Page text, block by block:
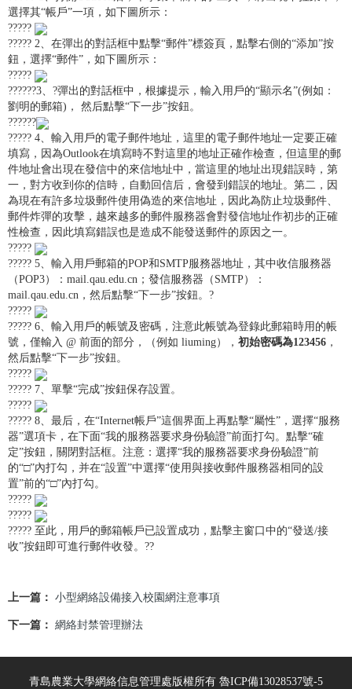
選擇其“帳戶”一項，如下圖所示：
?????
????? 2、在彈出的對話框中點擊“郵件”標簽頁，點擊右側的“添加”按
鈕，選擇“郵件”，如下圖所示：
?????
??????3、?彈出的對話框中，根據提示，輸入用戶的“顯示名”(例如：
劉明的郵箱)， 然后點擊“下一步”按鈕。
??????
????? 4、輸入用戶的電子郵件地址，這里的電子郵件地址一定要正確
填寫，因為Outlook在填寫時不對這里的地址正確作檢查，但這里的郵
件地址會出現在發信中的來信地址中，當這里的地址出現錯誤時，第
一，對方收到你的信時，自動回信后，會發到錯誤的地址。第二，因
為現在有許多垃圾郵件使用偽造的來信地址，因此為防止垃圾郵件、
郵件炸彈的攻擊，越來越多的郵件服務器會對發信地址作初步的正確
性檢查，因此填寫錯誤也是造成不能發送郵件的原因之一。
?????
????? 5、輸入用戶郵箱的POP和SMTP服務器地址，其中收信服務器
（POP3）：mail.qau.edu.cn；發信服務器（SMTP）：
mail.qau.edu.cn，然后點擊“下一步”按鈕。?
?????
????? 6、輸入用戶的帳號及密碼，注意此帳號為登錄此郵箱時用的帳
號，僅輸入 @ 前面的部分，（例如 liuming）， 初始密碼為123456 ，
然后點擊“下一步”按鈕。
?????
????? 7、單擊“完成”按鈕保存設置。
?????
????? 8、最后，在“Internet帳戶”這個界面上再點擊“屬性”，選擇“服務
器”選項卡，在下面“我的服務器要求身份驗證”前面打勾。點擊“確
定”按鈕，關閉對話框。注意：選擇“我的服務器要求身份驗證”前
的“□”內打勾，并在“設置”中選擇“使用與接收郵件服務器相同的設
置”前的“□”內打勾。
?????
?????
????? 至此，用戶的郵箱帳戶已設置成功，點擊主窗口中的“發送/接
收”按鈕即可進行郵件收發。??
上一篇： 小型網絡設備接入校園網注意事項
下一篇： 網絡封禁管理辦法
青島農業大學網絡信息管理處版權所有 魯ICP備13028537號-5